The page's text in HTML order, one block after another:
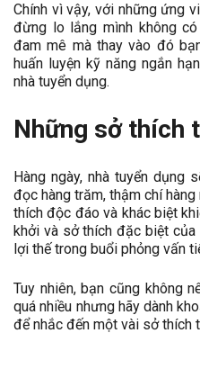
Chính vì vậy, với những ứng
đừng lo lắng mình không
đam mê mà thay vào đó
huấn luyện kỹ năng ngắn
nhà tuyển dụng.
Những sở thích
Hàng ngày, nhà tuyển dụng
đọc hàng trăm, thậm chí
thích độc đáo và khác biệt
khởi và sở thích đặc biệt
lợi thế trong buổi phỏng vấn
Tuy nhiên, bạn cũng không
quá nhiều nhưng hãy dành
để nhắc đến một vài sở thích